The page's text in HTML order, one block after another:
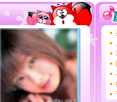
颜！冬去
道一声
[春节]传
片叶子
送你一
[圣诞节]
你太多
要平安
[圣诞节]
能正大